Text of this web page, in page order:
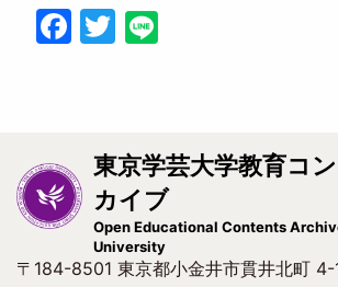
Facebook
Twitter
東京学芸大学教育コ
カイブ
Open Educational Contents
University
〒184-8501 東京都小金井市貫井北町 4-